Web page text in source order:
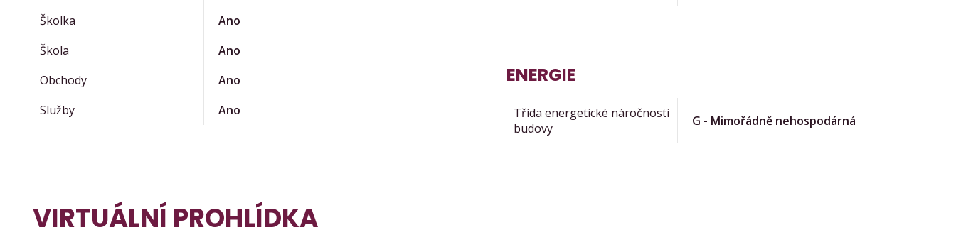
Školka
Ano
Škola
Ano
Obchody
Ano
Služby
Ano
ENERGIE
Třída energetické náročnosti
budovy
G - Mimořádně nehospodárná
VIRTUÁLNÍ PROHLÍDKA